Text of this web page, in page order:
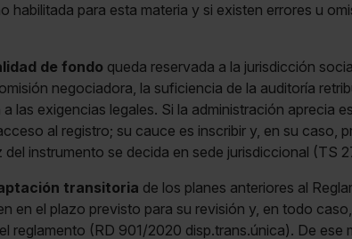
habilitada para esta materia y si existen errores u
de fondo queda reservada a la jurisdicción
negociadora, la suficiencia de la auditoría
las exigencias legales. Si la administración aprecia
al registro; su cauce es inscribir y, en su caso,
del instrumento se decida en sede jurisdiccional (TS
transitoria de los planes anteriores al
en el plazo previsto para su revisión y, en todo
reglamento (RD 901/2020 disp.trans.única). De